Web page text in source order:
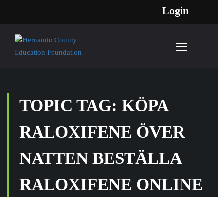
Login
TOPIC TAG: KÖPA
RALOXIFENE ÖVER
NATTEN BESTÄLLA
RALOXIFENE ONLINE